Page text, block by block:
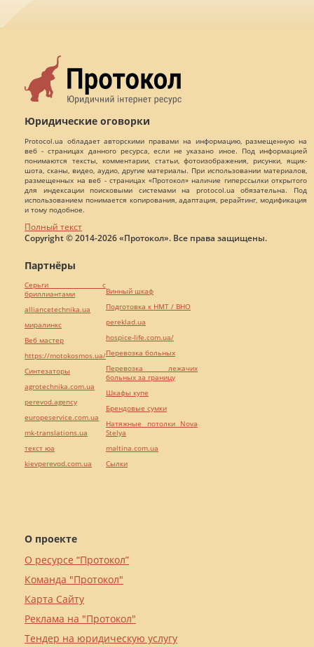
Юридические оговорки
Protocol.ua обладает авторскими правами на информацию, размещенную на
веб - страницах данного ресурса, если не указано иное. Под информацией
понимаются тексты, комментарии, статьи, фотоизображения, рисунки, ящик-
шота, сканы, видео, аудио, другие материалы. При использовании материалов,
размещенных на веб - страницах «Протокол» наличие гиперссылки открытого
для индексации поисковыми системами на protocol.ua обязательна. Под
использованием понимается копирования, адаптация, рерайтинг, модификация
и тому подобное.
Полный текст
Copyright © 2014-2026 «Протокол». Все права защищены.
О проекте
О ресурсе “Протокол”
Команда "Протокол"
Карта Сайту
Реклама на "Протокол"
Тендер на юридическую услугу
Партнёры
Серьги с
бриллиантами
alliancetechnika.ua
миралинкс
Веб мастер
https://motokosmos.ua/
Синтезаторы
agrotechnika.com.ua
perevod.agency
europeservice.com.ua
mk-translations.ua
текст юа
kievperevod.com.ua
Винный шкаф
Подготовка к НМТ / ВНО
pereklad.ua
hospice-life.com.ua/
Перевозка больных
Перевозка лежачих
больных за границу
Шкафы купе
Брендовые сумки
Натяжные потолки Nova
Stelya
maltina.com.ua
Cылки